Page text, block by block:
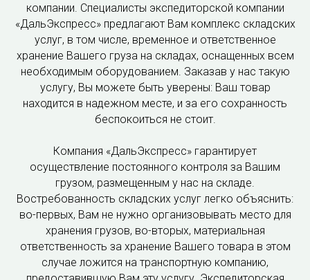
компании. Специалисты экспедиторской компании
«ДальЭкспресс» предлагают Вам комплекс складских
услуг, в том числе, временное и ответственное
хранение Вашего груза на складах, оснащенных всем
необходимым оборудованием. Заказав у нас такую
услугу, Вы можете быть уверены: Ваш товар
находится в надежном месте, и за его сохранность
беспокоиться не стоит.
Компания «ДальЭкспресс» гарантирует
осуществление постоянного контроля за Вашим
грузом, размещенным у нас на складе.
Востребованность складских услуг легко объяснить:
во-первых, Вам не нужно организовывать место для
хранения грузов, во-вторых, материальная
ответственность за хранение Вашего товара в этом
случае ложится на транспортную компанию,